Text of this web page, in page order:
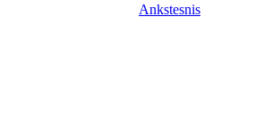
Ankstesnis